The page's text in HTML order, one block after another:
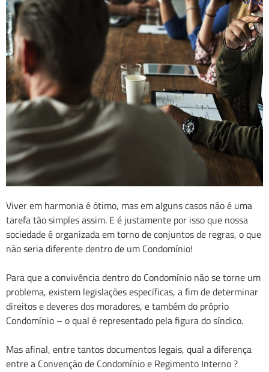
Viver em harmonia é ótimo, mas em alguns casos não é uma
tarefa tão simples assim. E é justamente por isso que nossa
sociedade é organizada em torno de conjuntos de regras, o que
não seria diferente dentro de um Condomínio!
Para que a convivência dentro do Condomínio não se torne um
problema, existem legislações específicas, a fim de determinar
direitos e deveres dos moradores, e também do próprio
Condomínio – o qual é representado pela figura do síndico.
Mas afinal, entre tantos documentos legais, qual a diferença
entre a Convenção de Condomínio e Regimento Interno ?